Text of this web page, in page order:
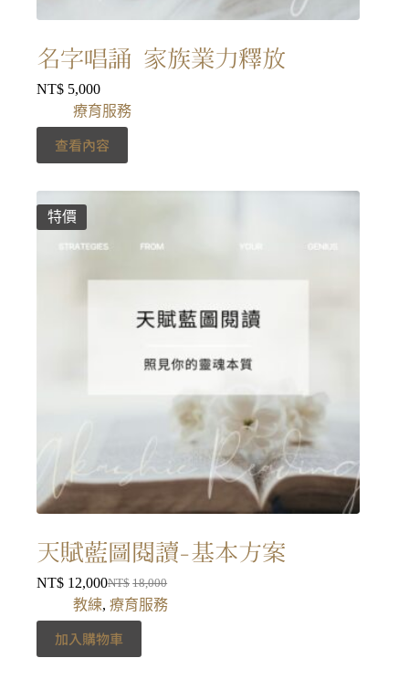
名字唱誦 家族業力釋放
NT$ 5,000
療育服務
查看內容
特價
天賦藍圖閱讀-基本方案
NT$ 18,000
NT$ 12,000
教練, 療育服務
加入購物車